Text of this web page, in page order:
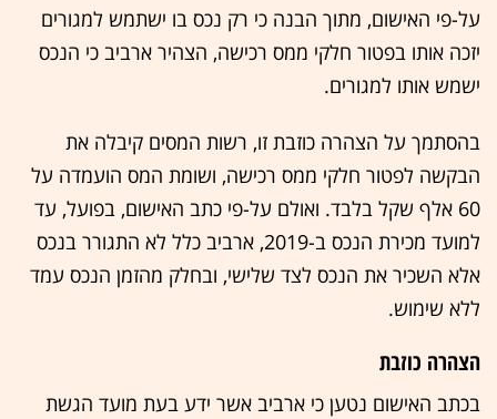
על-פי האישום, מתוך הבנה כי רק נכס בו ישתמש למגורים
יזכה אותו בפטור חלקי ממס רכישה, הצהיר ארביב כי הנכס
ישמש אותו למגורים.
בהסתמך על הצהרה כוזבת זו, רשות המסים קיבלה את
הבקשה לפטור חלקי ממס רכישה, ושומת המס הועמדה על
60 אלף שקל בלבד. ואולם על-פי כתב האישום, בפועל, עד
למועד מכירת הנכס ב-2019, ארביב כלל לא התגורר בנכס
אלא השכיר את הנכס לצד שלישי, ובחלק מהזמן הנכס עמד
ללא שימוש.
הצהרה כוזבת
בכתב האישום נטען כי ארביב אשר ידע בעת מועד הגשת